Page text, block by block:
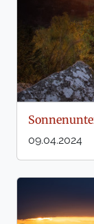
09.04.2024